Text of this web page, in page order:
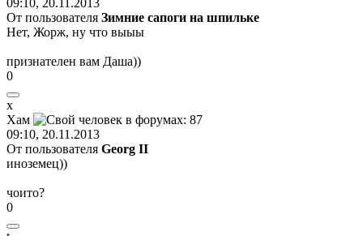
От пользователя Зимние сапоги на шпильке
Нет, Жорж, ну что выыы
признателен вам Даша))
0
х
Хaм
09:10, 20.11.2013
От пользователя Georg II
иноземец))
чоито?
0